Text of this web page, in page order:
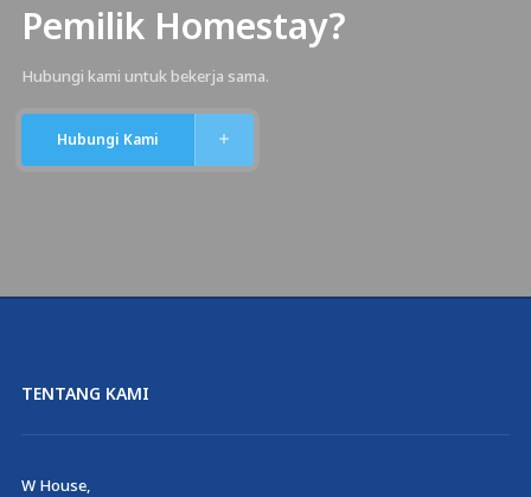
Pemilik Homestay?
Hubungi kami untuk bekerja sama.
Hubungi Kami
TENTANG KAMI
W House,